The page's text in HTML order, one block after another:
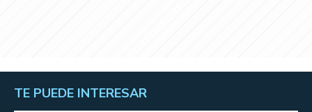
TE PUEDE INTERESAR